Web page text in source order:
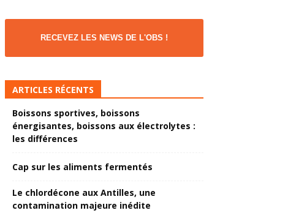
RECEVEZ LES NEWS DE L'OBS !
ARTICLES RÉCENTS
Boissons sportives, boissons
énergisantes, boissons aux électrolytes :
les différences
Cap sur les aliments fermentés
Le chlordécone aux Antilles, une
contamination majeure inédite